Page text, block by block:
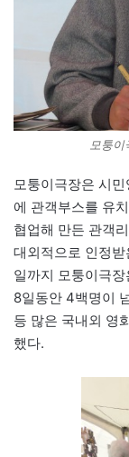
모퉁이
모퉁이극장은 시
에 관객부스를 유
협업해 만든 관객
대외적으로 인정
일까지 모퉁이극
8일동안 4백명이
등 많은 국내외 영
했다.